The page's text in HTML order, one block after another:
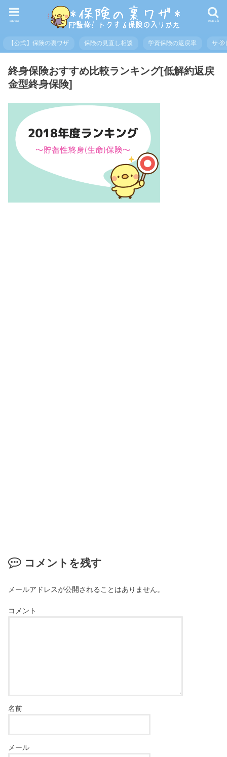
search
menu
【公式】保険の裏ワザ 保険の見直し相談 学資保険の返戻率 サイ
終身保険おすすめ比較ランキング[低解約返戻
金型終身保険]
コメントを残す
メールアドレスが公開されることはありません。
コメント
名前
メール